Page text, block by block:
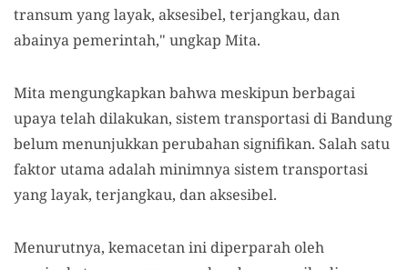
transum yang layak, aksesibel, terjangkau, dan
abainya pemerintah," ungkap Mita.
Mita mengungkapkan bahwa meskipun berbagai
upaya telah dilakukan, sistem transportasi di Bandung
belum menunjukkan perubahan signifikan. Salah satu
faktor utama adalah minimnya sistem transportasi
yang layak, terjangkau, dan aksesibel.
Menurutnya, kemacetan ini diperparah oleh